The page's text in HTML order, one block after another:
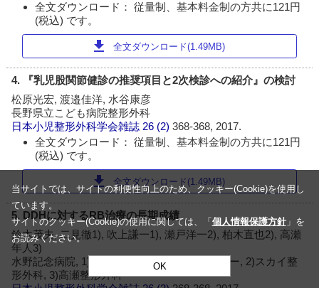
全文ダウンロード： 従量制、基本料金制の方共に121円
(税込) です。
download 全文ダウンロード(1.49MB)
4. 『乳児股関節健診の推奨項目と2次検診への紹介』の検討
松原光宏, 渡邉佳洋, 水谷康彦
長野県立こども病院整形外科
日本小児整形外科学会雑誌 26 (2)368-368, 2017.
全文ダウンロード： 従量制、基本料金制の方共に121円
(税込) です。
download 全文ダウンロード(1.49MB)
5. DDHに対するRB治療の長期成績
鈴木茂夫, 二見徹1), 吹上謙一1), 瀬戸洋一2), 柏木直也2), 高瀬
年人3)
水野記念病院, 1)滋賀県立小児保健医療センター, 2)スカイ整
形外科, 3)高瀬整形外科
当サイトでは、サイトの利便性向上のため、クッキー(Cookie)を使用し
ています。
サイトのクッキー(Cookie)の使用に関しては、「 個人情報保護方針」を
お読みください。
OK